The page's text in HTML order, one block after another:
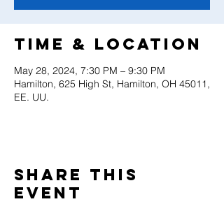
Time & Location
May 28, 2024, 7:30 PM – 9:30 PM
Hamilton, 625 High St, Hamilton, OH 45011,
EE. UU.
Share this
event